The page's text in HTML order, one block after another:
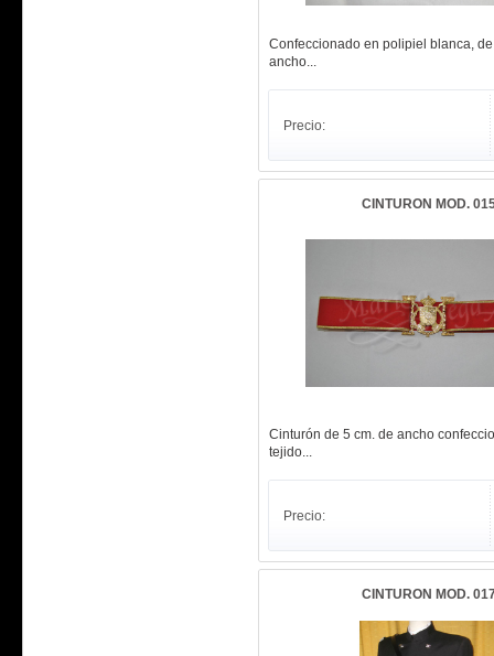
Confeccionado en polipiel blanca,
ancho...
Precio:
CINTURON MOD.
Cinturón de 5 cm. de ancho
tejido...
Precio:
CINTURON MOD.